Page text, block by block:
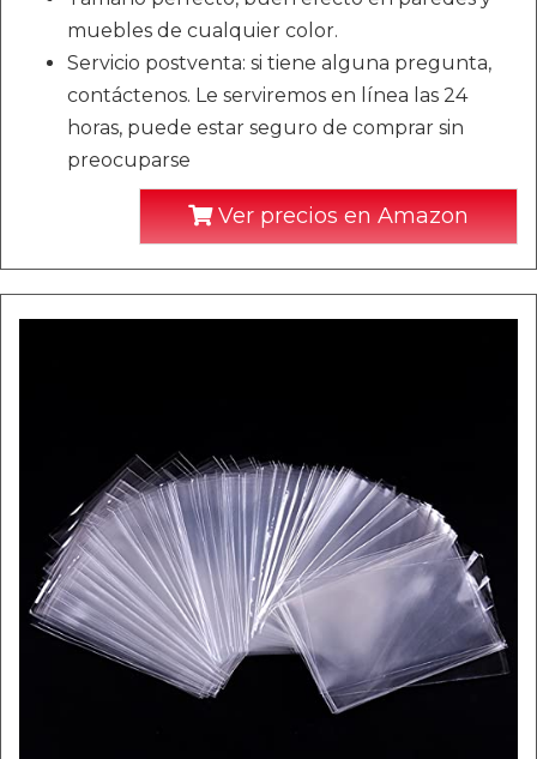
muebles de cualquier color.
Servicio postventa: si tiene alguna pregunta,
contáctenos. Le serviremos en línea las 24
horas, puede estar seguro de comprar sin
preocuparse
Ver precios en Amazon